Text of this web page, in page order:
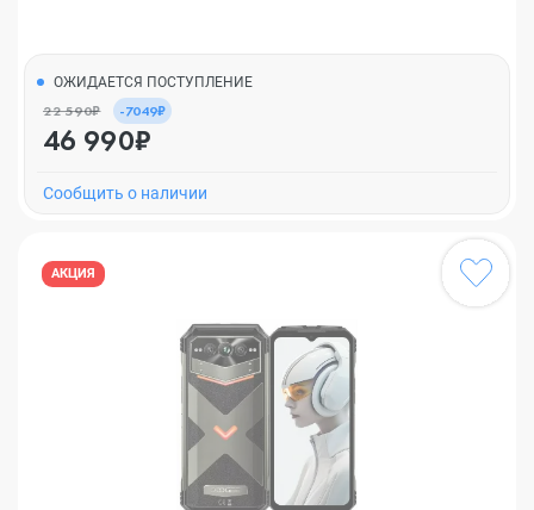
ОЖИДАЕТСЯ ПОСТУПЛЕНИЕ
22 590₽ -7049₽
46 990₽
Cообщить о наличии
АКЦИЯ